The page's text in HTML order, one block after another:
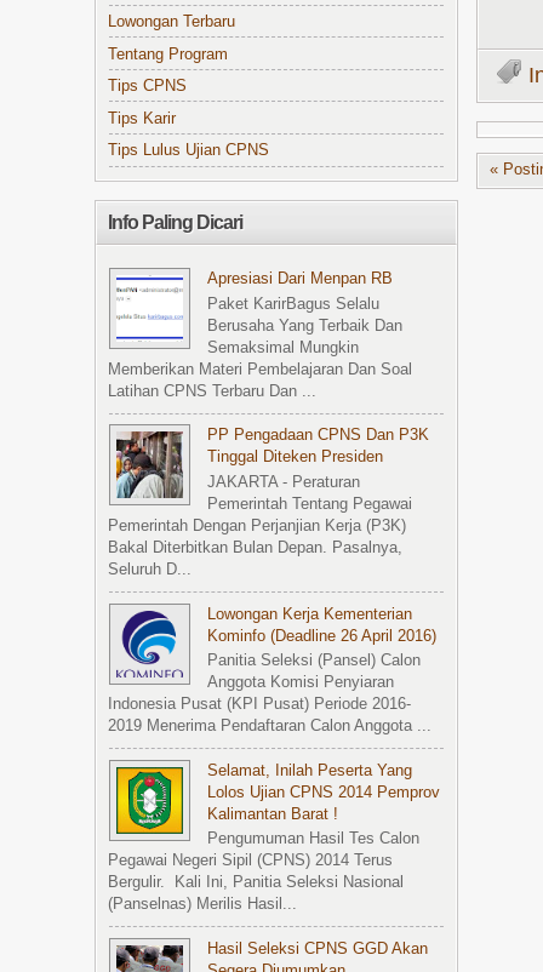
«
Lowongan Terbaru
Tentang Program
Tips CPNS
Tips Karir
Tips Lulus Ujian CPNS
Info Paling Dicari
Apresiasi Dari Menpan RB
Paket KarirBagus Selalu
Berusaha Yang Terbaik Dan
Semaksimal Mungkin
Memberikan Materi Pembelajaran Dan Soal
Latihan CPNS Terbaru Dan ...
PP Pengadaan CPNS Dan P3K
Tinggal Diteken Presiden
JAKARTA - Peraturan
Pemerintah Tentang Pegawai
Pemerintah Dengan Perjanjian Kerja (P3K)
Bakal Diterbitkan Bulan Depan. Pasalnya,
Seluruh D...
Lowongan Kerja Kementerian
Kominfo (Deadline 26 April 2016)
Panitia Seleksi (Pansel) Calon
Anggota Komisi Penyiaran
Indonesia Pusat (KPI Pusat) Periode 2016-
2019 Menerima Pendaftaran Calon Anggota ...
Selamat, Inilah Peserta Yang
Lolos Ujian CPNS 2014 Pemprov
Kalimantan Barat !
Pengumuman Hasil Tes Calon
Pegawai Negeri Sipil (CPNS) 2014 Terus
Bergulir. Kali Ini, Panitia Seleksi Nasional
(Panselnas) Merilis Hasil...
Hasil Seleksi CPNS GGD Akan